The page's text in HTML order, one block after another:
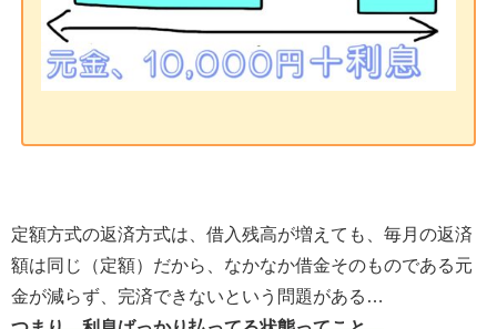
定額方式の返済方式は、借入残高が増えても、毎月の返済
額は同じ（定額）だから、なかなか借金そのものである元
金が減らず、完済できないという問題がある…